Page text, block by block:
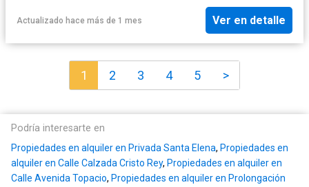
Actualizado hace más de 1 mes Ver en detalle
1 2 3 4 5 >
Podría interesarte en
Propiedades en alquiler en Privada Santa Elena, Propiedades en
alquiler en Calle Calzada Cristo Rey, Propiedades en alquiler en
Calle Avenida Topacio, Propiedades en alquiler en Prolongación